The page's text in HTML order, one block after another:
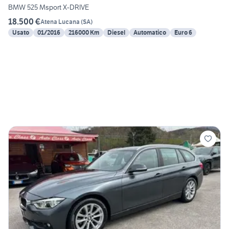
BMW 525 Msport X-DRIVE
18.500 €Atena Lucana (SA)
Usato
01/2016 216000 Km Diesel Automatico Euro 6